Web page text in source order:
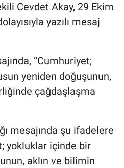
Cevdet Akay, 29 Ekim
yazılı mesaj
“Cumhuriyet;
yeniden doğuşunun,
çağdaşlaşma
mesajında şu ifadelere
yokluklar içinde bir
aklın ve bilimin